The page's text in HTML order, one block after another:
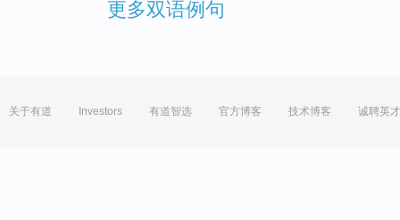
更多双语例句
关于有道 Investors 有道智选 官方博客 技术博客 诚聘英才